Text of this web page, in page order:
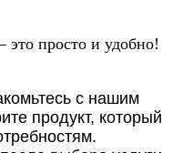
просто и удобно!
с нашим
продукт, который